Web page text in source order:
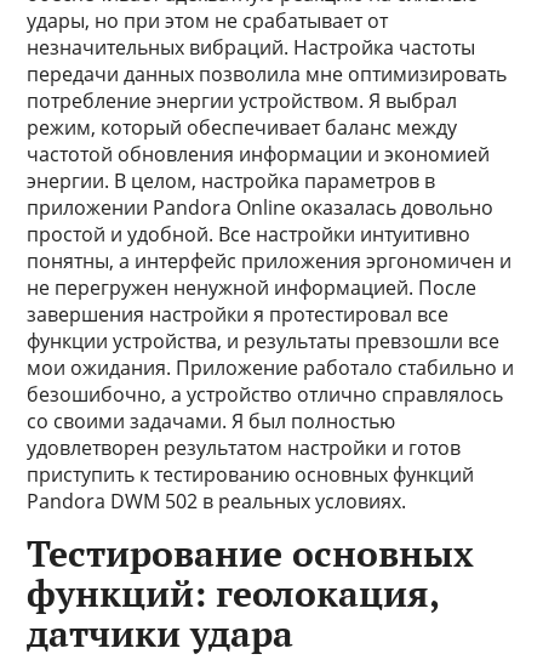
удары, но при этом не срабатывает от
незначительных вибраций. Настройка частоты
передачи данных позволила мне оптимизировать
потребление энергии устройством. Я выбрал
режим, который обеспечивает баланс между
частотой обновления информации и экономией
энергии. В целом, настройка параметров в
приложении Pandora Online оказалась довольно
простой и удобной. Все настройки интуитивно
понятны, а интерфейс приложения эргономичен и
не перегружен ненужной информацией. После
завершения настройки я протестировал все
функции устройства, и результаты превзошли все
мои ожидания. Приложение работало стабильно и
безошибочно, а устройство отлично справлялось
со своими задачами. Я был полностью
удовлетворен результатом настройки и готов
приступить к тестированию основных функций
Pandora DWM 502 в реальных условиях.
Тестирование основных
функций: геолокация,
датчики удара